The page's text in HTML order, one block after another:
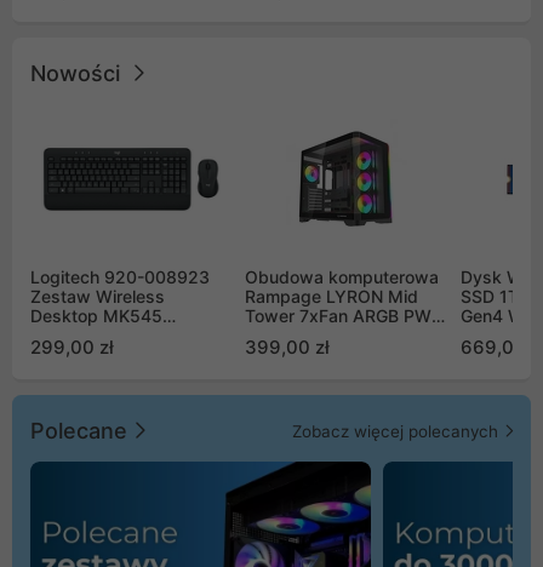
Nowości
Logitech 920-008923
Zestaw Wireless
Desktop MK545
299,00 zł
Obudowa komputerowa
Rampage LYRON Mid
Tower 7xFan ARGB PWM
399,00 zł
Dysk WD
SSD 1TB
Gen4
669,00
Polecane Zobacz więcej polecanych